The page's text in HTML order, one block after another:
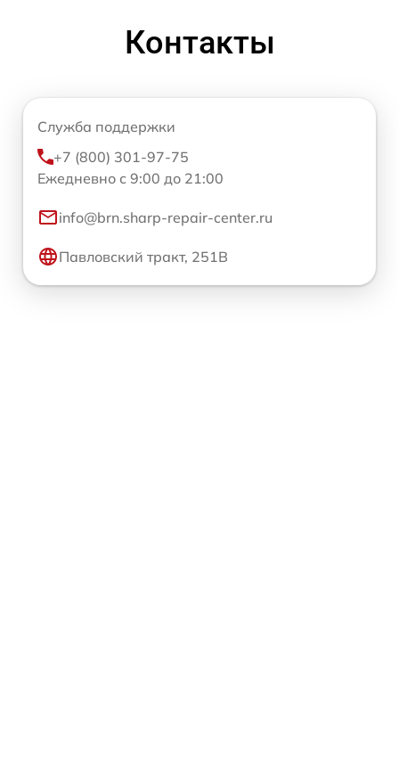
Контакты
Служба поддержки
+7 (800) 301-97-75
Ежедневно с 9:00 до 21:00
info@brn.sharp-repair-center.ru
Павловский тракт, 251В